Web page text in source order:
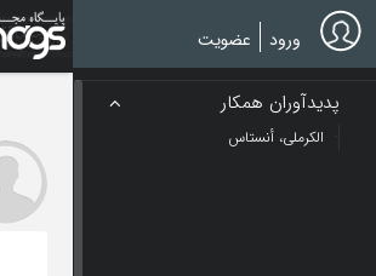
Skip
to
main
ورود عضویت
پدیدآوران همکار
الکرملی، أنستاس